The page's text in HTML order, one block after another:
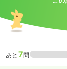
あと 7問